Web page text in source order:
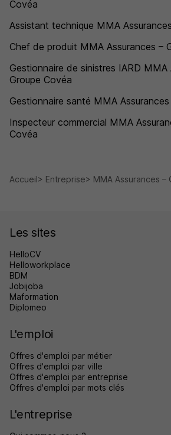
Covéa
Assistant technique MMA
Chef de produit MMA Assurances –
Gestionnaire de sinistres IARD MMA
Groupe Covéa
Gestionnaire santé MMA
Inspecteur commercial MMA
Covéa
Accueil Entreprise MMA Assurances
Les sites
HelloCV
Helloworkplace
BDM
Jobijoba
Maformation
Diplomeo
L'emploi
Offres d'emploi par métier
Offres d'emploi par ville
Offres d'emploi par entreprise
Offres d'emploi par mots clés
L'entreprise